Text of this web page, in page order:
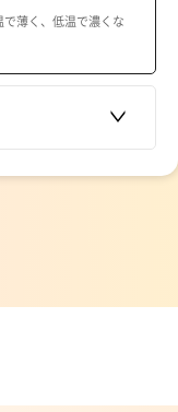
薄く、低温で濃くな